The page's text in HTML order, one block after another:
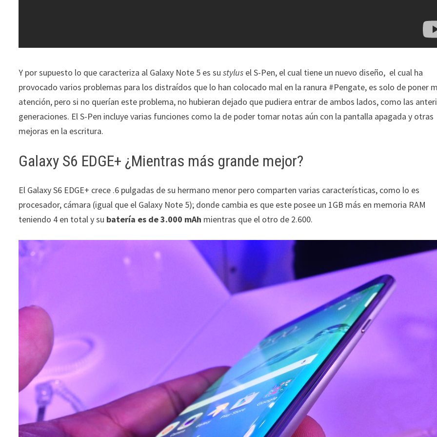
Y por supuesto lo que caracteriza al Galaxy Note 5 es sustylus el S-Pen, el cual tiene un nuevo diseño, el cual ha
provocado varios problemas para los distraídos que lo han colocado mal en la ranura #Pengate, es solo de poner
atención, pero si no querían este problema, no hubieran dejado que pudiera entrar de ambos lados, como las
generaciones. El S-Pen incluye varias funciones como la de poder tomar notas aún con la pantalla apagada y otras
mejoras en la escritura.
Galaxy S6 EDGE+ ¿Mientras más grande mejor?
El Galaxy S6 EDGE+ crece .6 pulgadas de su hermano menor pero comparten varias características, como lo es
procesador, cámara (igual que el Galaxy Note 5); donde cambia es que este posee un 1GB más en memoria RAM
teniendo 4 en total y su batería es de 3.000 mAh mientras que el otro de 2.600.